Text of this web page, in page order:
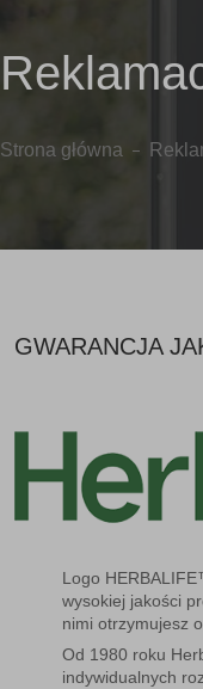
Strona główna
GWARANCJA
Logo
wysokiej jakości
nimi otrzymujesz
Od 1980 roku
indywidualnych